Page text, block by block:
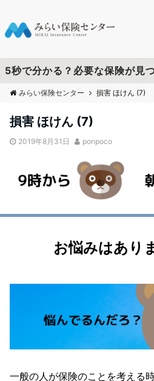
みらい保険センター 損害 ほけん (7)
損害 ほけん (7)
2019年8月31日 ponpoco
お悩みはあり
一般の人が保険のことを考える